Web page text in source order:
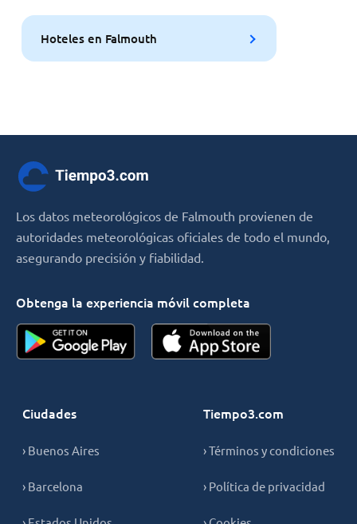
Hoteles en Falmouth
Los datos meteorológicos de Falmouth provienen de
autoridades meteorológicas oficiales de todo el mundo,
asegurando precisión y fiabilidad.
Obtenga la experiencia móvil completa
Ciudades
› Buenos Aires
› Barcelona
Tiempo3.com
› Términos y condiciones
› Política de privacidad